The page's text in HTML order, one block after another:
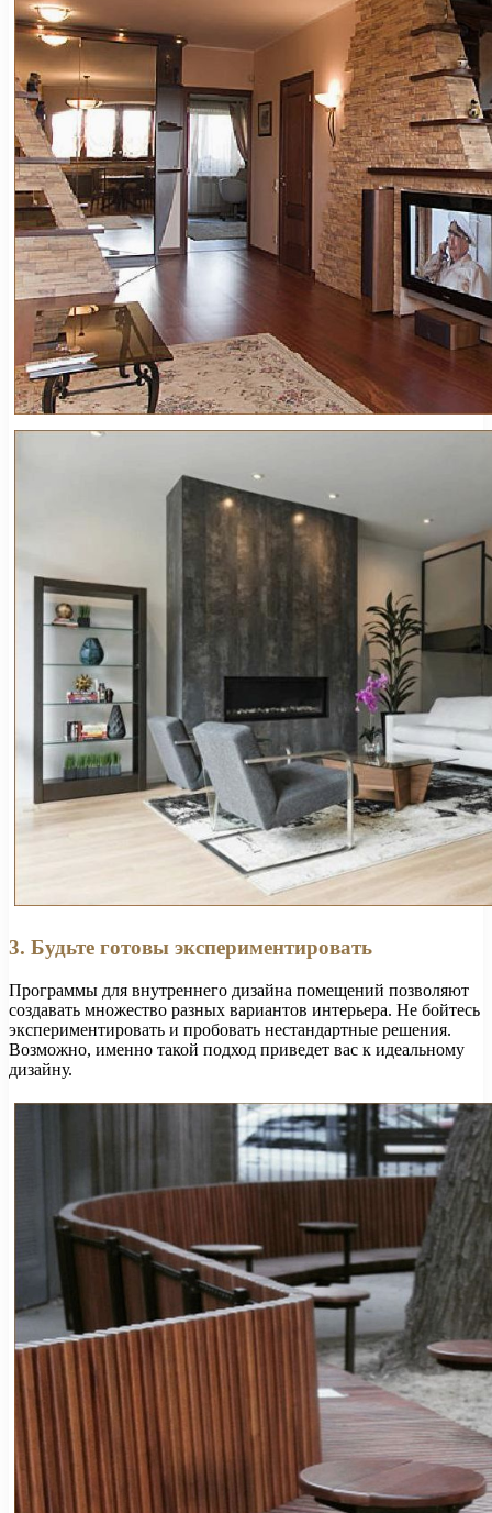
3. Будьте готовы экспериментировать
Программы для внутреннего дизайна помещений позволяют
создавать множество разных вариантов интерьера. Не бойтесь
экспериментировать и пробовать нестандартные решения.
Возможно, именно такой подход приведет вас к идеальному
дизайну.